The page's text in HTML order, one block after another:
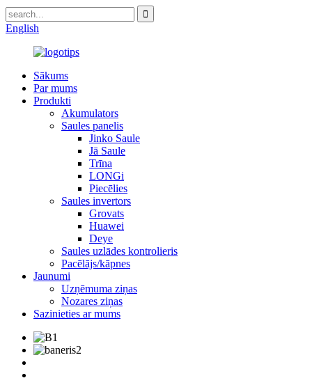
English
Sākums
Par mums
Produkti
Akumulators
Saules panelis
Jinko Saule
Jā Saule
Trīna
LONGi
Piecēlies
Saules invertors
Grovats
Huawei
Deye
Saules uzlādes kontrolieris
Pacēlājs/kāpnes
Jaunumi
Uzņēmuma ziņas
Nozares ziņas
Sazinieties ar mums